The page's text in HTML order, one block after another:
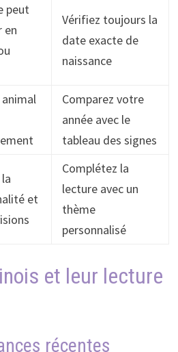
peut
en
Vérifiez toujours la
date exacte de
naissance
animal
Comparez votre
année avec le
tableau des signes
et
Complétez la
lecture avec un
thème
personnalisé
et leur lecture
récentes